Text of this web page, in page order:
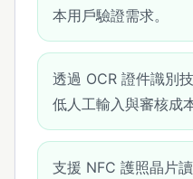
本用戶驗證需求。
透過 OCR 證件識別
低人工輸入與審核成本
支援 NFC 護照晶片